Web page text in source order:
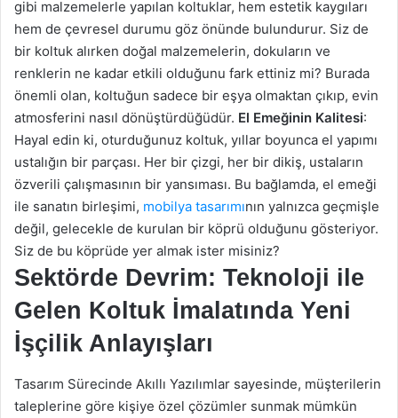
gibi malzemelerle yapılan koltuklar, hem estetik kaygıları
hem de çevresel durumu göz önünde bulundurur. Siz de
bir koltuk alırken doğal malzemelerin, dokuların ve
renklerin ne kadar etkili olduğunu fark ettiniz mi? Burada
önemli olan, koltuğun sadece bir eşya olmaktan çıkıp, evin
atmosferini nasıl dönüştürdüğüdür. El Emeğinin Kalitesi:
Hayal edin ki, oturduğunuz koltuk, yıllar boyunca el yapımı
ustalığın bir parçası. Her bir çizgi, her bir dikiş, ustaların
özverili çalışmasının bir yansıması. Bu bağlamda, el emeği
ile sanatın birleşimi, mobilya tasarımının yalnızca geçmişle
değil, gelecekle de kurulan bir köprü olduğunu gösteriyor.
Siz de bu köprüde yer almak ister misiniz?
Sektörde Devrim: Teknoloji ile
Gelen Koltuk İmalatında Yeni
İşçilik Anlayışları
Tasarım Sürecinde Akıllı Yazılımlar sayesinde, müşterilerin
taleplerine göre kişiye özel çözümler sunmak mümkün